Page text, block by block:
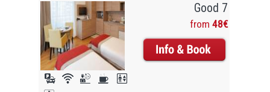
Good 7
from 48€